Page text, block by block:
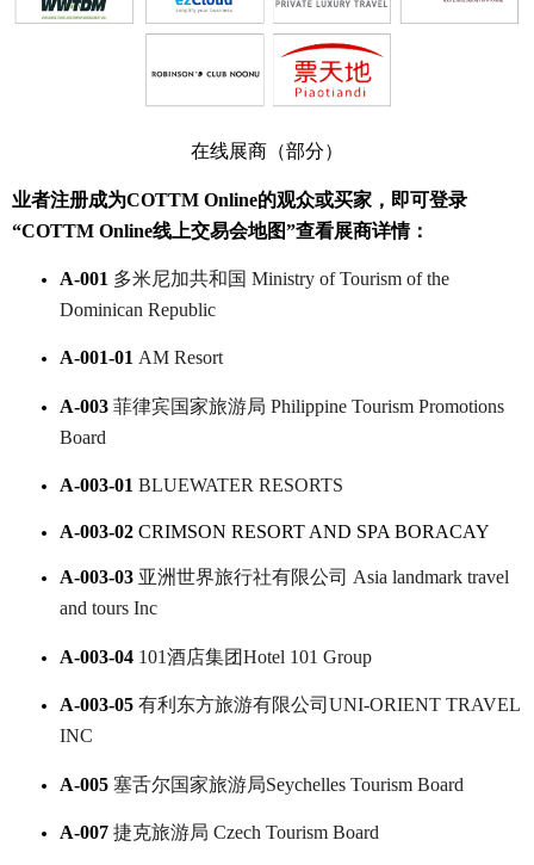
在线展商（部分）
业者注册成为COTTM Online的观众或买家，即可登录
“COTTM Online线上交易会地图”查看展商详情：
A-001 多米尼加共和国 Ministry of Tourism of the
Dominican Republic
A-001-01 AM Resort
A-003 菲律宾国家旅游局 Philippine Tourism Promotions
Board
A-003-01 BLUEWATER RESORTS
A-003-02 CRIMSON RESORT AND SPA BORACAY
A-003-03 亚洲世界旅行社有限公司 Asia landmark travel
and tours Inc
A-003-04 101酒店集团Hotel 101 Group
A-003-05 有利东方旅游有限公司 UNI-ORIENT TRAVEL
INC
A-005 塞舌尔国家旅游局Seychelles Tourism Board
A-007 捷克旅游局 Czech Tourism Board